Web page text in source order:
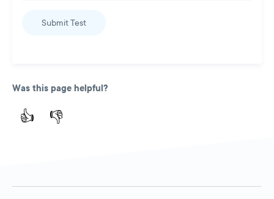
Submit Test
Was this page helpful?
👍 👎